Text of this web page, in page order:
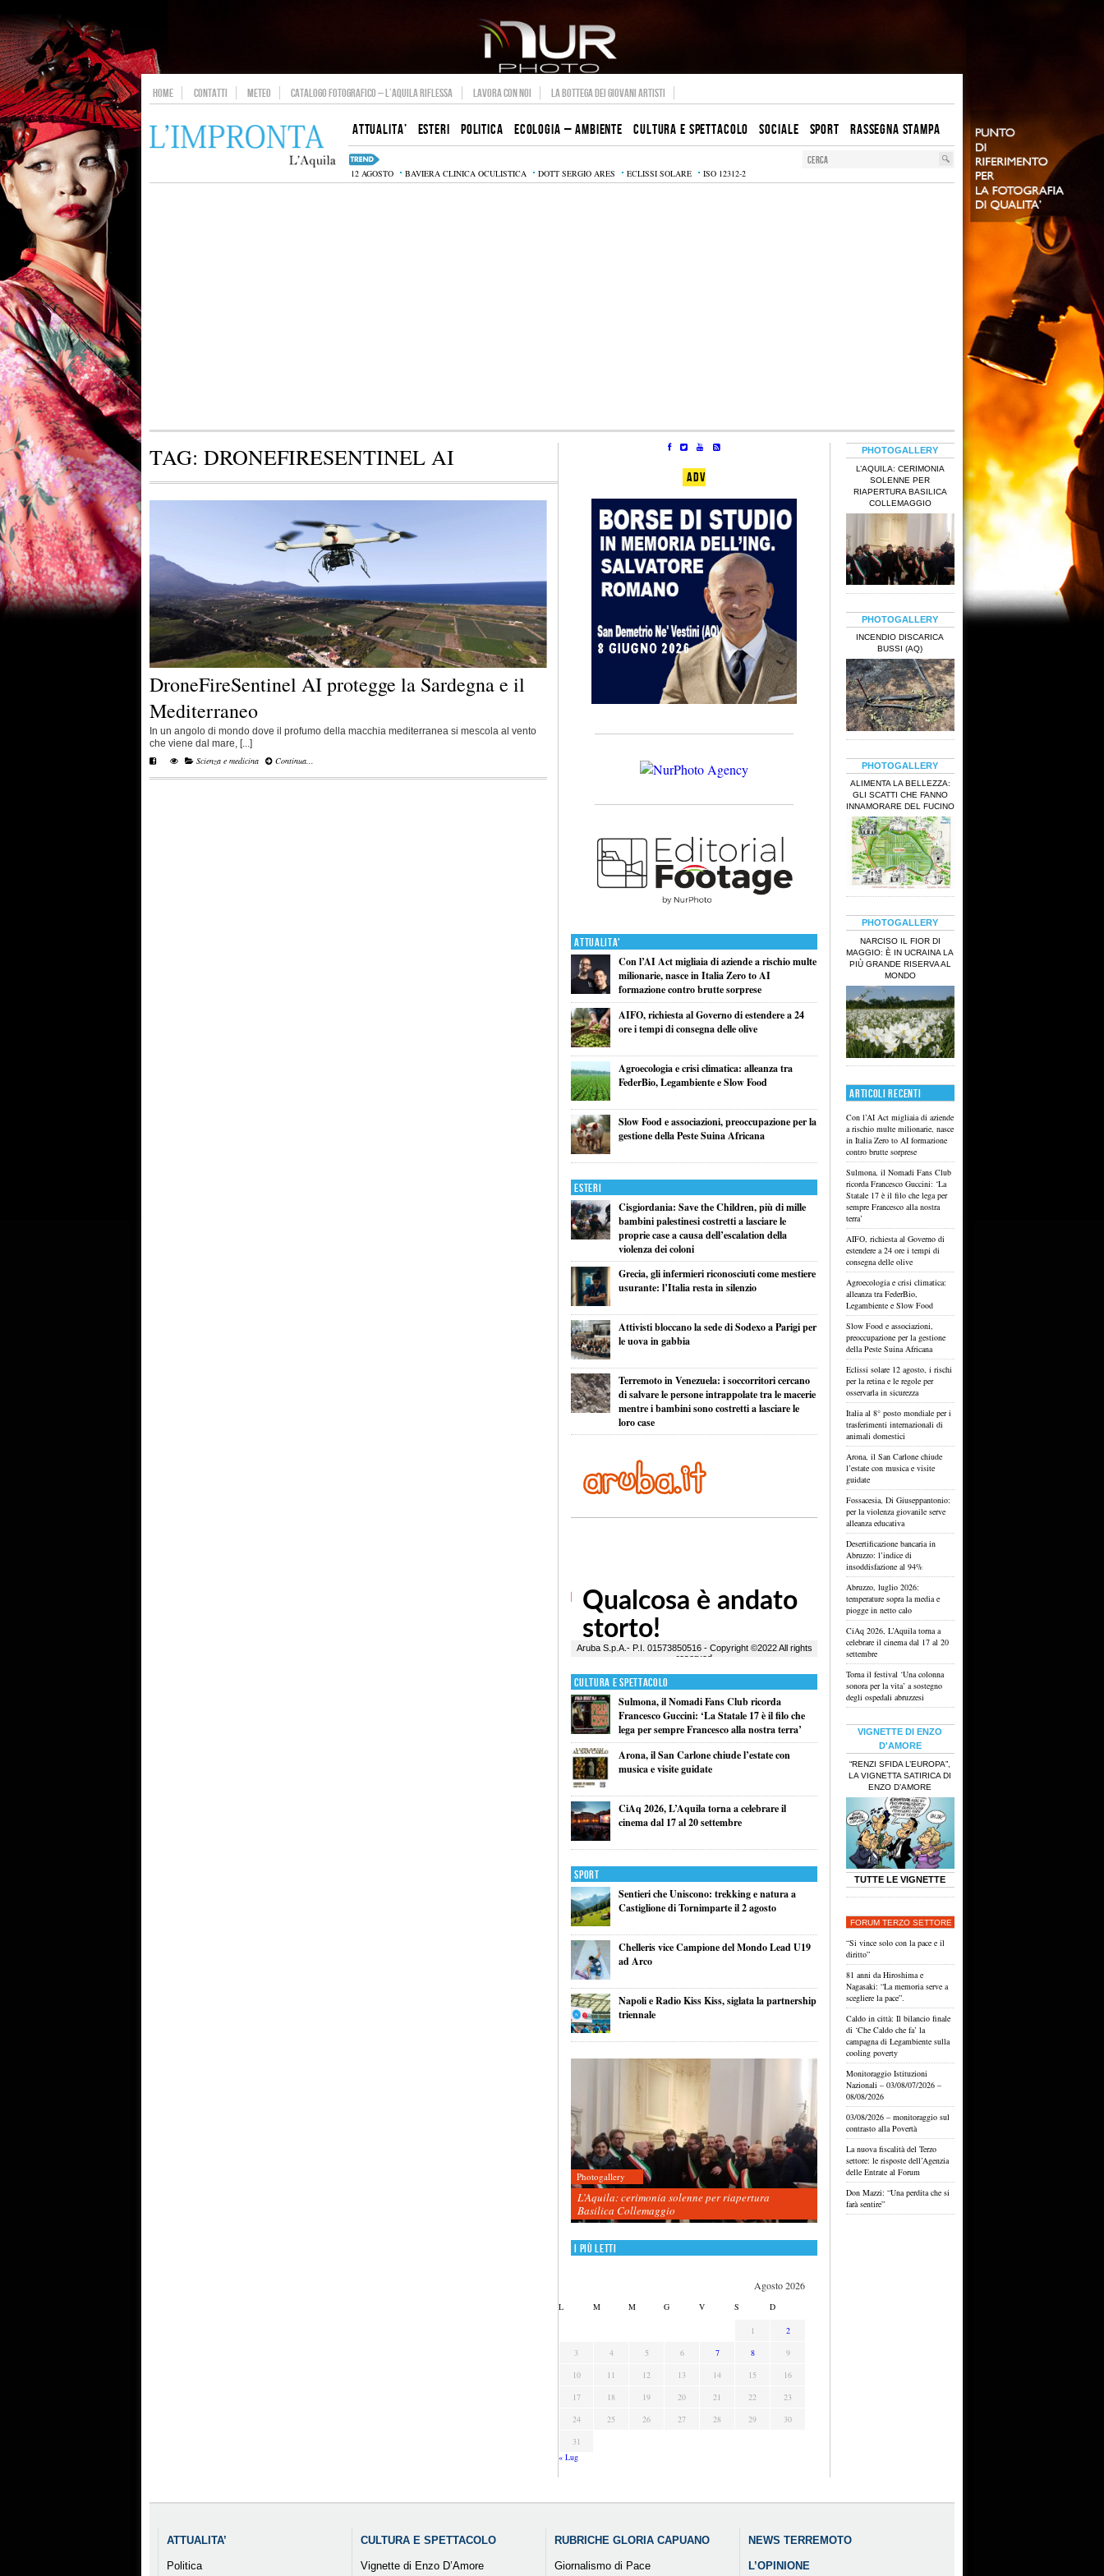
HOME CONTATTI METEO CATALOGO FOTOGRAFICO – L’AQUILA RIFLESSA LAVORA CON NOI LA BOTTEGA DEI GIOVANI ARTISTI
ATTUALITA’ ESTERI POLITICA ECOLOGIA – AMBIENTE CULTURA E SPETTACOLO SOCIALE SPORT RASSEGNA STAMPA
12 AGOSTO BAVIERA CLINICA OCULISTICA DOTT SERGIO ARES ECLISSI SOLARE ISO 12312-2
TAG: DRONEFIRESENTINEL AI
DroneFireSentinel AI protegge la Sardegna e il
Mediterraneo
In un angolo di mondo dove il profumo della macchia mediterranea si mescola al vento
che viene dal mare, [...]
Scienza e medicina
Continua...
ADV
Attualita'
Con l’AI Act migliaia di aziende a rischio multe
milionarie, nasce in Italia Zero to AI
formazione contro brutte sorprese
AIFO, richiesta al Governo di estendere a 24
ore i tempi di consegna delle olive
Agroecologia e crisi climatica: alleanza tra
FederBio, Legambiente e Slow Food
Slow Food e associazioni, preoccupazione per la
gestione della Peste Suina Africana
Esteri
Cisgiordania: Save the Children, più di mille
bambini palestinesi costretti a lasciare le
proprie case a causa dell’escalation della
violenza dei coloni
Grecia, gli infermieri riconosciuti come mestiere
usurante: l’Italia resta in silenzio
Attivisti bloccano la sede di Sodexo a Parigi per
le uova in gabbia
Terremoto in Venezuela: i soccorritori cercano
di salvare le persone intrappolate tra le macerie
mentre i bambini sono costretti a lasciare le
loro case
Cultura e Spettacolo
Sulmona, il Nomadi Fans Club ricorda
Francesco Guccini: ‘La Statale 17 è il filo che
lega per sempre Francesco alla nostra terra’
Arona, il San Carlone chiude l’estate con
musica e visite guidate
CiAq 2026, L’Aquila torna a celebrare il
cinema dal 17 al 20 settembre
Sport
Sentieri che Uniscono: trekking e natura a
Castiglione di Tornimparte il 2 agosto
Chelleris vice Campione del Mondo Lead U19
ad Arco
Napoli e Radio Kiss Kiss, siglata la partnership
triennale
Photogallery
L’Aquila: cerimonia solenne per riapertura
Basilica Collemaggio
I più letti
Agosto 2026
L M M G V S D
1
2
3
4 5 6 7 8
9
10
11 12 13 14 15
16
17
18 19 20 21 22
23
24
25 26 27 28 29
30
31
« Lug
PHOTOGALLERY
L’AQUILA: CERIMONIA
SOLENNE PER
RIAPERTURA BASILICA
COLLEMAGGIO
PHOTOGALLERY
INCENDIO DISCARICA
BUSSI (AQ)
PHOTOGALLERY
ALIMENTA LA BELLEZZA:
GLI SCATTI CHE FANNO
INNAMORARE DEL FUCINO
PHOTOGALLERY
NARCISO IL FIOR DI
MAGGIO: È IN UCRAINA LA
PIÙ GRANDE RISERVA AL
MONDO
ARTICOLI RECENTI
Con l’AI Act migliaia di aziende
a rischio multe milionarie, nasce
in Italia Zero to AI formazione
contro brutte sorprese
Sulmona, il Nomadi Fans Club
ricorda Francesco Guccini: ‘La
Statale 17 è il filo che lega per
sempre Francesco alla nostra
terra’
AIFO, richiesta al Governo di
estendere a 24 ore i tempi di
consegna delle olive
Agroecologia e crisi climatica:
alleanza tra FederBio,
Legambiente e Slow Food
Slow Food e associazioni,
preoccupazione per la gestione
della Peste Suina Africana
Eclissi solare 12 agosto, i rischi
per la retina e le regole per
osservarla in sicurezza
Italia al 8° posto mondiale per i
trasferimenti internazionali di
animali domestici
Arona, il San Carlone chiude
l’estate con musica e visite
guidate
Fossacesia, Di Giuseppantonio:
per la violenza giovanile serve
alleanza educativa
Desertificazione bancaria in
Abruzzo: l’indice di
insoddisfazione al 94%
Abruzzo, luglio 2026:
temperature sopra la media e
piogge in netto calo
CiAq 2026, L’Aquila torna a
celebrare il cinema dal 17 al 20
settembre
Torna il festival ‘Una colonna
sonora per la vita’ a sostegno
degli ospedali abruzzesi
VIGNETTE DI ENZO
D'AMORE
“RENZI SFIDA L’EUROPA”,
LA VIGNETTA SATIRICA DI
ENZO D’AMORE
TUTTE LE VIGNETTE
FORUM TERZO SETTORE
“Si vince solo con la pace e il
diritto”
81 anni da Hiroshima e
Nagasaki: “La memoria serve a
scegliere la pace”.
Caldo in città: Il bilancio finale
di ‘Che Caldo che fa’ la
campagna di Legambiente sulla
cooling poverty
Monitoraggio Istituzioni
Nazionali – 03/08/07/2026 –
08/08/2026
03/08/2026 – monitoraggio sul
contrasto alla Povertà
La nuova fiscalità del Terzo
settore: le risposte dell’Agenzia
delle Entrate al Forum
Don Mazzi: “Una perdita che si
farà sentire”
ATTUALITA’
Politica
CULTURA E SPETTACOLO
Vignette di Enzo D’Amore
RUBRICHE GLORIA CAPUANO
Giornalismo di Pace
NEWS TERREMOTO
L’OPINIONE